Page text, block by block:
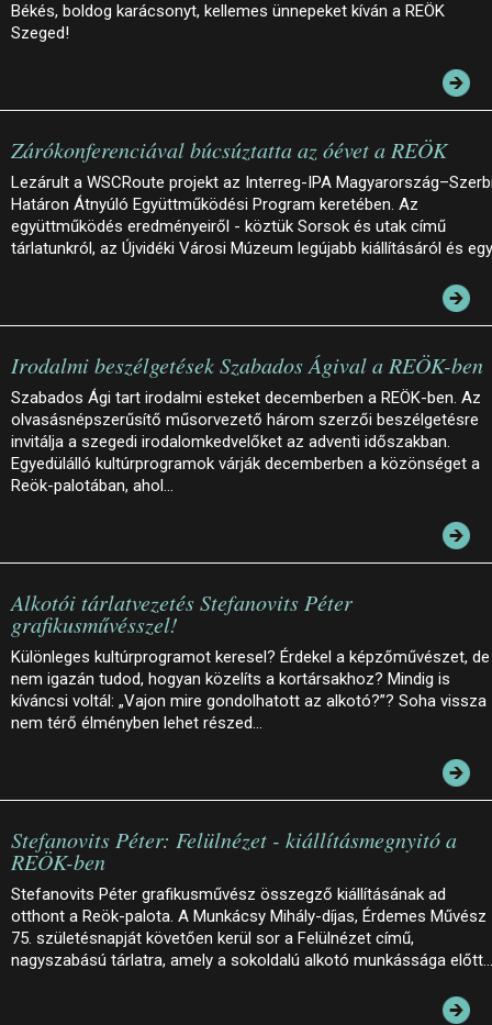
Békés, boldog karácsonyt, kellemes ünnepeket kíván a REÖK
Szeged!
Zárókonferenciával búcsúztatta az óévet a REÖK
Lezárult a WSCRoute projekt az Interreg-IPA
Határon Átnyúló Együttműködési Program keretében. Az
együttműködés eredményeiről - köztük Sorsok és utak című
tárlatunkról, az Újvidéki Városi Múzeum legújabb kiállításáról és
Irodalmi beszélgetések Szabados Ágival a REÖK-ben
Szabados Ági tart irodalmi esteket decemberben a REÖK-ben. Az
olvasásnépszerűsítő műsorvezető három szerzői beszélgetésre
invitálja a szegedi irodalomkedvelőket az adventi időszakban.
Egyedülálló kultúrprogramok várják decemberben a közönséget a
Reök-palotában, ahol…
Alkotói tárlatvezetés Stefanovits Péter
grafikusművésszel!
Különleges kultúrprogramot keresel? Érdekel a képzőművészet, de
nem igazán tudod, hogyan közelíts a kortársakhoz? Mindig is
kíváncsi voltál: „Vajon mire gondolhatott az alkotó?”? Soha vissza
nem térő élményben lehet részed…
Stefanovits Péter: Felülnézet - kiállításmegnyitó a
REÖK-ben
Stefanovits Péter grafikusművész összegző kiállításának ad
otthont a Reök-palota. A Munkácsy Mihály-díjas, Érdemes Művész
75. születésnapját követően kerül sor a Felülnézet című,
nagyszabású tárlatra, amely a sokoldalú alkotó munkássága előtt…